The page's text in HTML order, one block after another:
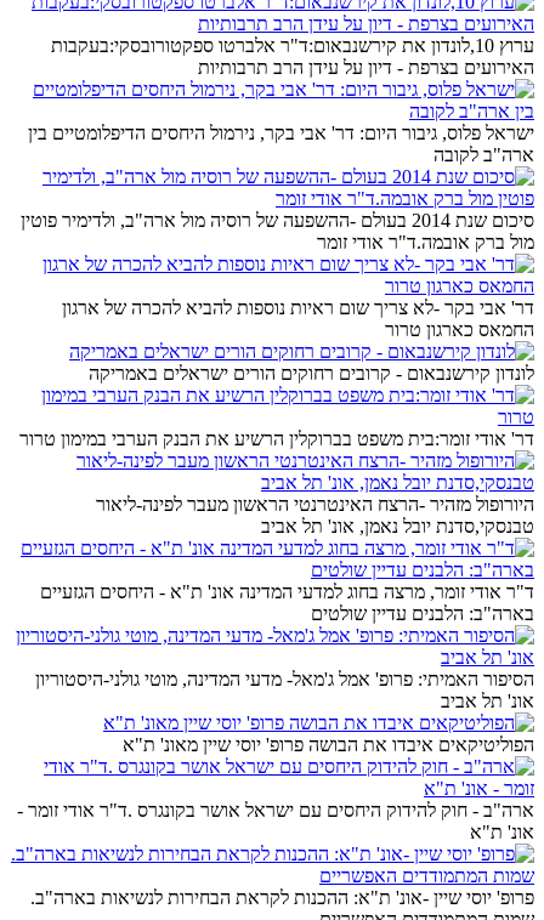
ערוץ 10,לונדון את קירשנבאום:ד"ר אלברטו ספקטורובסקי:בעקבות
האירועים בצרפת - דיון על עידן הרב תרבותיות
ישראל פלוס, גיבור היום: דר' אבי בקר, נירמול היחסים הדיפלומטיים בין
ארה"ב לקובה
סיכום שנת 2014 בעולם -ההשפעה של רוסיה מול ארה"ב, ולדימיר פוטין
מול ברק אובמה.ד"ר אודי זומר
דר' אבי בקר -לא צריך שום ראיות נוספות להביא להכרה של ארגון
החמאס כארגון טרור
לונדון קירשנבאום - קרובים רחוקים הורים ישראלים באמריקה
דר' אודי זומר:בית משפט בברוקלין הרשיע את הבנק הערבי במימון טרור
היורופול מזהיר -הרצח האינטרנטי הראשון מעבר לפינה-ליאור
טבנסקי,סדנת יובל נאמן, אונ' תל אביב
ד"ר אודי זומר, מרצה בחוג למדעי המדינה אונ' ת"א - היחסים הגזעיים
בארה"ב: הלבנים עדיין שולטים
הסיפור האמיתי: פרופ' אמל ג'מאל- מדעי המדינה, מוטי גולני-היסטוריון
אונ' תל אביב
הפוליטיקאים איבדו את הבושה פרופ' יוסי שיין מאונ' ת"א
ארה"ב - חוק להידוק היחסים עם ישראל אושר בקונגרס .ד"ר אודי זומר -
אונ' ת"א
פרופ' יוסי שיין -אונ' ת"א: ההכנות לקראת הבחירות לנשיאות בארה"ב.